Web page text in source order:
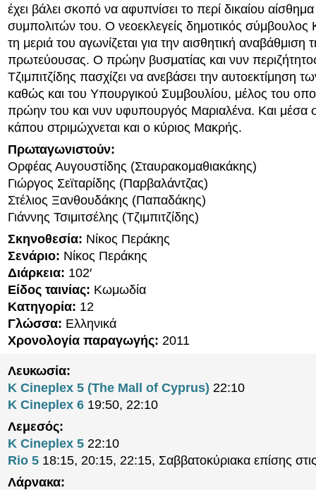
έχει βάλει σκοπό να αφυπνίσει το περί δικαίου
συμπολιτών του. Ο νεοεκλεγείς δημοτικός
τη μεριά του αγωνίζεται για την αισθητική αναβάθμιση
πρωτεύουσας. Ο πρώην βυσματίας και νυν
Τζιμπιτζίδης πασχίζει να ανεβάσει την αυτοεκτίμηση
καθώς και του Υπουργικού Συμβουλίου, μέλος του
πρώην του και νυν υφυπουργός Μαριαλένα. Και μέσα
κάπου στριμώχνεται και ο κύριος Μακρής.
Πρωταγωνιστούν:
Ορφέας Αυγουστίδης (Σταυρακομαθιακάκης)
Γιώργος Σεϊταρίδης (Παρβαλάντζας)
Στέλιος Ξανθουδάκης (Παπαδάκης)
Γιάννης Τσιμιτσέλης (Τζιμπιτζίδης)
Σκηνοθεσία: Νίκος Περάκης
Σενάριο: Νίκος Περάκης
Διάρκεια: 102′
Είδος ταινίας: Κωμωδία
Κατηγορία: 12
Γλώσσα: Ελληνικά
Χρονολογία παραγωγής: 2011
Λευκωσία:
K Cineplex 5 (The Mall of Cyprus) 22:10
K Cineplex 6 19:50, 22:10
Λεμεσός:
K Cineplex 5 22:10
Rio 5 18:15, 20:15, 22:15, Σαββατοκύριακα επίσης
Λάρνακα: